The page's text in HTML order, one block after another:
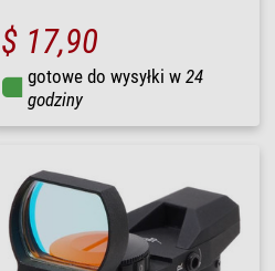
$ 17,90
gotowe do wysyłki w 24
godziny